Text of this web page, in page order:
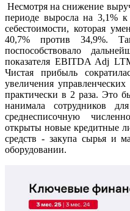
Несмотря на снижение
периоде выросла на 3,1%
себестоимости, которая
40,7% против 34,9%.
поспособствовало
показателя EBITDA Adj
Чистая прибыль
увеличения
практически в 2 раза. Это
нанимала сотрудников
среднесписочную
открыты новые кредитные
средств - закупа сырья и
оборудовании.